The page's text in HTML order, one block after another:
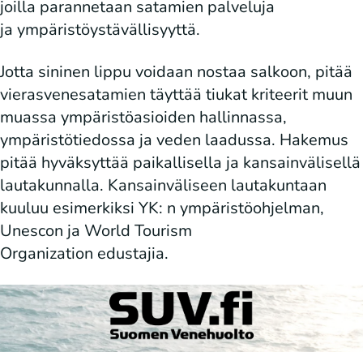
joilla parannetaan satamien palveluja
ja ympäristöystävällisyyttä.
Jotta sininen lippu voidaan nostaa salkoon, pitää
vierasvenesatamien täyttää tiukat kriteerit muun
muassa ympäristöasioiden hallinnassa,
ympäristötiedossa ja veden laadussa. Hakemus
pitää hyväksyttää paikallisella ja kansainvälisellä
lautakunnalla. Kansainväliseen lautakuntaan
kuuluu esimerkiksi YK: n ympäristöohjelman,
Unescon ja World Tourism
Organization edustajia.